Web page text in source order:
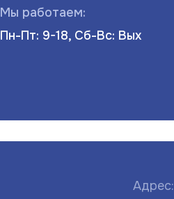
Мы работаем:
Пн-Пт: 9-18, Сб-Вс: Вых
Адрес: